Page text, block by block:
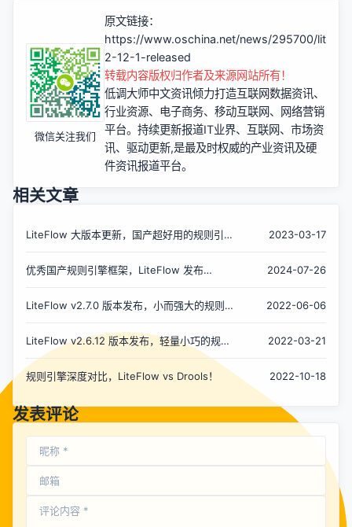
微信关注我们
原文链接：
https://www.oschina.net/news/295700/
2-12-1-released
转载内容版权归作者及来源网站所有！
低调大师中文资讯倾力打造互联网数据资讯、
行业资源、电子商务、移动互联网、网络营销
平台。持续更新报道IT业界、互联网、市场资
讯、驱动更新,是最及时权威的产业资讯及硬
件资讯报道平台。
相关文章
LiteFlow 大版本更新，国产超好用的规则引
2023-03-17
优秀国产规则引擎框架，LiteFlow 发布
2024-07-26
LiteFlow v2.7.0 版本发布，小而强大的规则引
2022-06-06
LiteFlow v2.6.12 版本发布，轻量小巧的规则
引擎！
2022-03-21
规则引擎深度对比，LiteFlow vs Drools！ 2022-10-18
发表评论